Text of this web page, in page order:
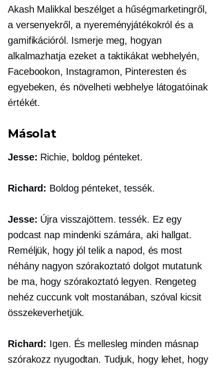
Akash Malikkal beszélget a hűségmarketingről,
a versenyekről, a nyereményjátékokról és a
gamifikációról. Ismerje meg, hogyan
alkalmazhatja ezeket a taktikákat webhelyén,
Facebookon, Instagramon, Pinteresten és
egyebeken, és növelheti webhelye látogatóinak
értékét.
Másolat
Jesse: Richie, boldog pénteket.
Richard: Boldog pénteket, tessék.
Jesse: Újra visszajöttem. tessék. Ez egy
podcast nap mindenki számára, aki hallgat.
Reméljük, hogy jól telik a napod, és most
néhány nagyon szórakoztató dolgot mutatunk
be ma, hogy szórakoztató legyen. Rengeteg
nehéz cuccunk volt mostanában, szóval kicsit
összekeverhetjük.
Richard: Igen. És mellesleg minden másnap
szórakozz nyugodtan. Tudjuk, hogy lehet, hogy